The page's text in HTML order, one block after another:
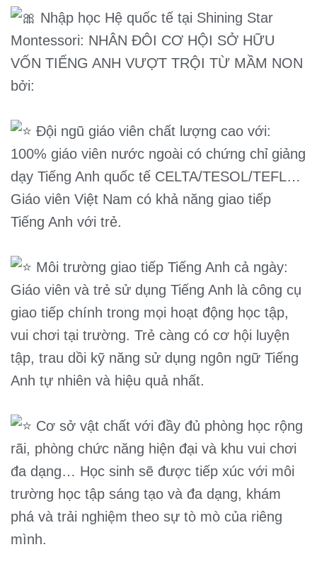
Nhập học Hệ quốc tế tại Shining Star
Montessori: NHÂN ĐÔI CƠ HỘI SỞ HỮU
VỐN TIẾNG ANH VƯỢT TRỘI TỪ MẦM NON
bởi:
Đội ngũ giáo viên chất lượng cao với:
100% giáo viên nước ngoài có chứng chỉ giảng
dạy Tiếng Anh quốc tế CELTA/TESOL/TEFL…
Giáo viên Việt Nam có khả năng giao tiếp
Tiếng Anh với trẻ.
Môi trường giao tiếp Tiếng Anh cả ngày:
Giáo viên và trẻ sử dụng Tiếng Anh là công cụ
giao tiếp chính trong mọi hoạt động học tập,
vui chơi tại trường. Trẻ càng có cơ hội luyện
tập, trau dồi kỹ năng sử dụng ngôn ngữ Tiếng
Anh tự nhiên và hiệu quả nhất.
Cơ sở vật chất với đầy đủ phòng học rộng
rãi, phòng chức năng hiện đại và khu vui chơi
đa dạng… Học sinh sẽ được tiếp xúc với môi
trường học tập sáng tạo và đa dạng, khám
phá và trải nghiệm theo sự tò mò của riêng
mình.